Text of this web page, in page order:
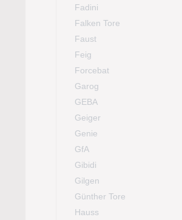
Fadini
Falken Tore
Faust
Feig
Forcebat
Garog
GEBA
Geiger
Genie
GfA
Gibidi
Gilgen
Günther Tore
Hauss